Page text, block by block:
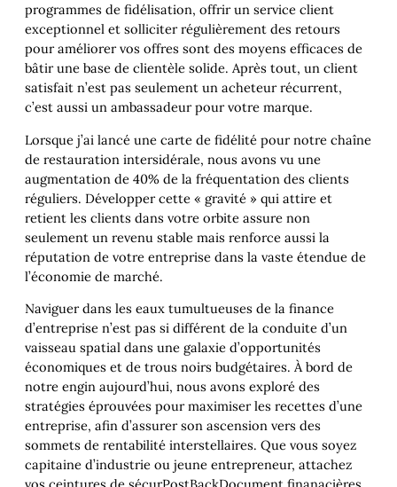
programmes de fidélisation, offrir un service client
exceptionnel et solliciter régulièrement des retours
pour améliorer vos offres sont des moyens efficaces de
bâtir une base de clientèle solide. Après tout, un client
satisfait n’est pas seulement un acheteur récurrent,
c’est aussi un ambassadeur pour votre marque.
Lorsque j’ai lancé une carte de fidélité pour notre chaîne
de restauration intersidérale, nous avons vu une
augmentation de 40% de la fréquentation des clients
réguliers. Développer cette « gravité » qui attire et
retient les clients dans votre orbite assure non
seulement un revenu stable mais renforce aussi la
réputation de votre entreprise dans la vaste étendue de
l’économie de marché.
Naviguer dans les eaux tumultueuses de la finance
d’entreprise n’est pas si différent de la conduite d’un
vaisseau spatial dans une galaxie d’opportunités
économiques et de trous noirs budgétaires. À bord de
notre engin aujourd’hui, nous avons exploré des
stratégies éprouvées pour maximiser les recettes d’une
entreprise, afin d’assurer son ascension vers des
sommets de rentabilité interstellaires. Que vous soyez
capitaine d’industrie ou jeune entrepreneur, attachez